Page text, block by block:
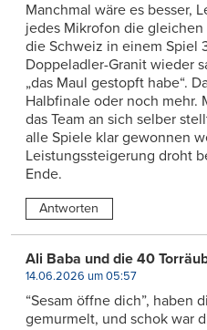
Manchmal wäre es besser,
jedes Mikrofon die
die Schweiz in einem Spiel
Doppeladler-Granit wieder
„das Maul gestopft habe“.
Halbfinale oder noch mehr.
das Team an sich selber
alle Spiele klar gewonnen
Leistungssteigerung droht
Ende.
Antworten
Ali Baba und die 40
14.06.2026 um 05:57
“Sesam öffne dich”, haben
gemurmelt, und schok war